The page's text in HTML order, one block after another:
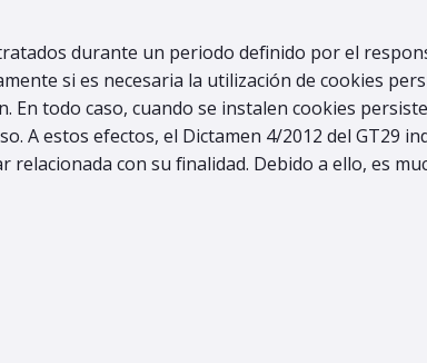
durante un periodo definido por el
si es necesaria la utilización de cookies
todo caso, cuando se instalen cookies
A estos efectos, el Dictamen 4/2012 del GT29
con su finalidad. Debido a ello, es